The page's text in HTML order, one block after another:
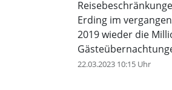
Firmen zum
wird verwendet.
Erding im
2019 wieder die
Bayerischem
22.03.2023 10:15 Uhr